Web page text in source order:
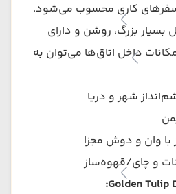
کاری محسوب می‌شود.
بزرگ، روشن و دارای
داخل اتاق‌ها می‌توان به
شهر و دریا
وان و دوش مجزا
و چای/قهوه‌ساز